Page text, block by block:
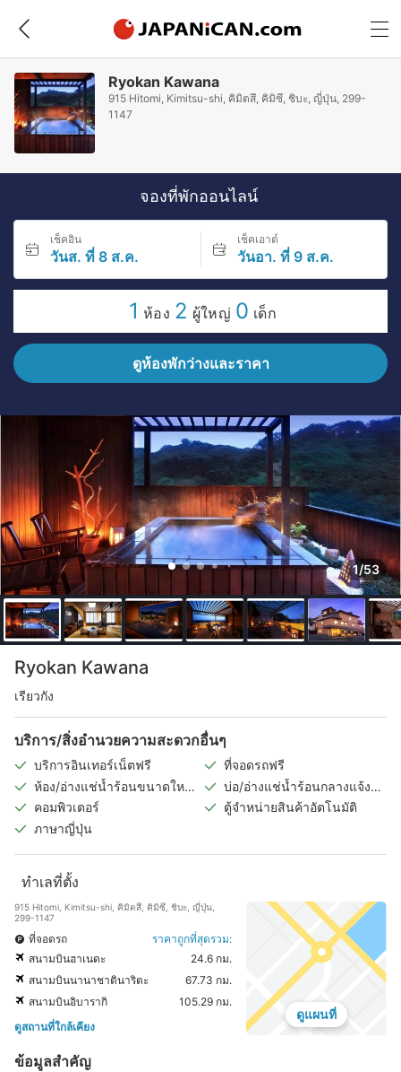
Ryokan Kawana
915 Hitomi, Kimitsu-shi, คิมิตสึ, คิมิซึ, ชิบะ, ญี่ปุ่น, 299-
1147
จองที่พักออนไลน์
เช็คอิน
วันส. ที่ 8 ส.ค.
เช็คเอาต์
วันอา. ที่ 9 ส.ค.
1 ห้อง 2 ผู้ใหญ่ 0 เด็ก
ดูห้องพักว่างและราคา
1/53
Ryokan Kawana
เรียวกัง
บริการ/สิ่งอำนวยความสะดวกอื่นๆ
บริการอินเทอร์เน็ตฟรี
ที่จอดรถฟรี
ห้อง/อ่างแช่น้ำร้อนขนาดใหญ่
ในร่ม
บ่อ/อ่างแช่น้ำร้อนกลางแจ้ง
(แยกชายหญิง)
คอมพิวเตอร์
ตู้จำหน่ายสินค้าอัตโนมัติ
ภาษาญี่ปุ่น
ทำเลที่ตั้ง
915 Hitomi, Kimitsu-shi, คิมิตสึ, คิมิซึ, ชิบะ, ญี่ปุ่น,
299-1147
ที่จอดรถ
ราคาถูกที่สุดรวม:
สนามบินฮาเนดะ
24.6 กม.
สนามบินนานาชาตินาริตะ
67.73 กม.
สนามบินอิบารากิ
105.29 กม.
ดูสถานที่ใกล้เคียง
ดูแผนที่
ข้อมูลสำคัญ